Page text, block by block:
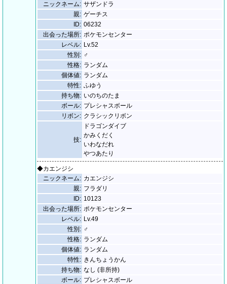
ニックネーム: サザンドラ
親: ゲーチス
ID: 06232
出会った場所: ポケモンセンター
レベル: Lv.52
性別: ♂
性格: ランダム
個体値: ランダム
特性: ふゆう
持ち物: いのちのたま
ボール: プレシャスボール
リボン: クラシックリボン
技:
ドラゴンダイブ
かみくだく
いわなだれ
やつあたり
◆カエンジシ
ニックネーム: カエンジシ
親: フラダリ
ID: 10123
出会った場所: ポケモンセンター
レベル: Lv.49
性別: ♂
性格: ランダム
個体値: ランダム
特性: きんちょうかん
持ち物: なし (非所持)
ボール: プレシャスボール